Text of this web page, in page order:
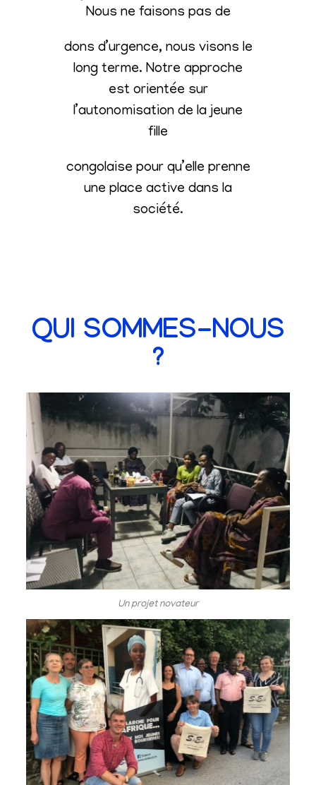
Nous ne faisons pas de
dons d’urgence, nous visons le
long terme. Notre approche
est orientée sur
l’autonomisation de la jeune
fille
congolaise pour qu’elle prenne
une place active dans la
société.
QUI SOMMES-NOUS
?
Un projet novateur